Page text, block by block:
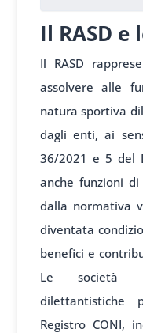
Il RASD
Il RASD
assolvere alle
natura sportiva
dagli enti, ai
36/2021 e 5 del
anche funzioni
dalla normativa
diventata
benefici e
Le società
dilettantistiche
Registro CONI,